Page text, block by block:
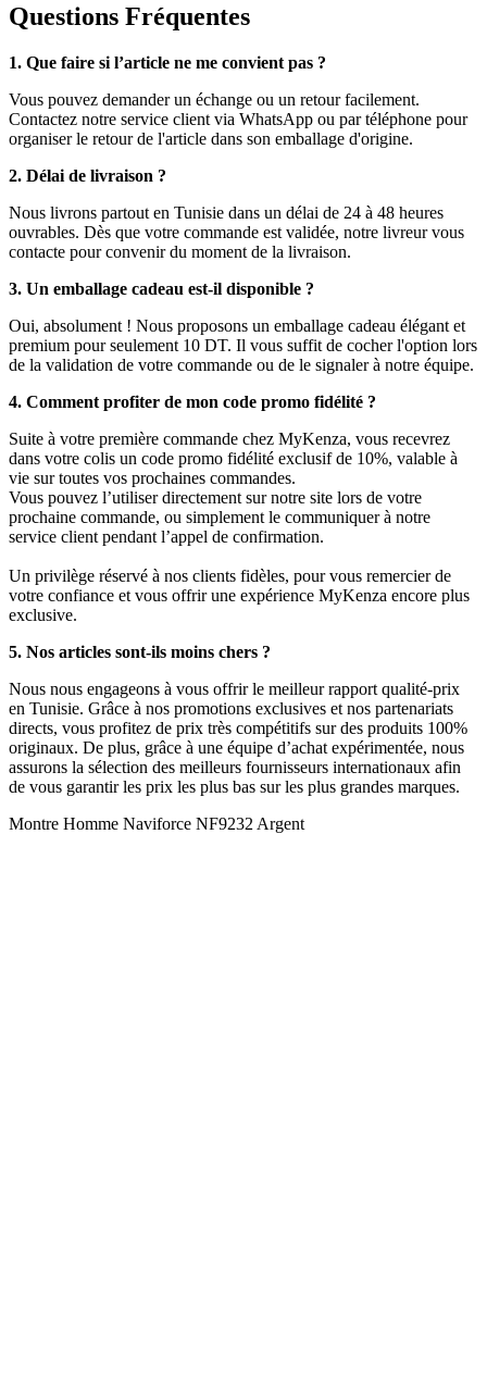
Questions Fréquentes
1. Que faire si l’article ne me convient pas ?
Vous pouvez demander un échange ou un retour facilement.
Contactez notre service client via WhatsApp ou par téléphone pour
organiser le retour de l'article dans son emballage d'origine.
2. Délai de livraison ?
Nous livrons partout en Tunisie dans un délai de 24 à 48 heures
ouvrables. Dès que votre commande est validée, notre livreur vous
contacte pour convenir du moment de la livraison.
3. Un emballage cadeau est-il disponible ?
Oui, absolument ! Nous proposons un emballage cadeau élégant et
premium pour seulement 10 DT. Il vous suffit de cocher l'option lors
de la validation de votre commande ou de le signaler à notre équipe.
4. Comment profiter de mon code promo fidélité ?
Suite à votre première commande chez MyKenza, vous recevrez
dans votre colis un code promo fidélité exclusif de 10%, valable à
vie sur toutes vos prochaines commandes.
Vous pouvez l’utiliser directement sur notre site lors de votre
prochaine commande, ou simplement le communiquer à notre
service client pendant l’appel de confirmation.
Un privilège réservé à nos clients fidèles, pour vous remercier de
votre confiance et vous offrir une expérience MyKenza encore plus
exclusive.
5. Nos articles sont-ils moins chers ?
Nous nous engageons à vous offrir le meilleur rapport qualité-prix
en Tunisie. Grâce à nos promotions exclusives et nos partenariats
directs, vous profitez de prix très compétitifs sur des produits 100%
originaux. De plus, grâce à une équipe d’achat expérimentée, nous
assurons la sélection des meilleurs fournisseurs internationaux afin
de vous garantir les prix les plus bas sur les plus grandes marques.
Montre Homme Naviforce NF9232 Argent